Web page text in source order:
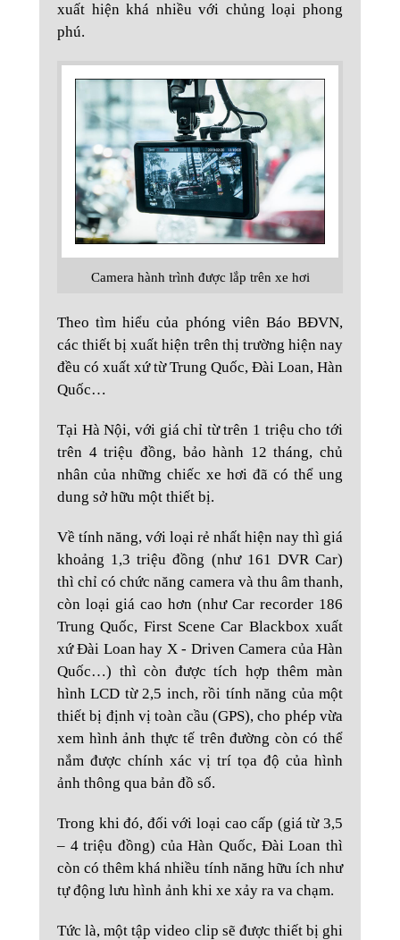
xuất hiện khá nhiều với chủng loại phong
phú.
Camera hành trình được lắp trên xe hơi
Theo tìm hiểu của phóng viên Báo BĐVN,
các thiết bị xuất hiện trên thị trường hiện nay
đều có xuất xứ từ Trung Quốc, Đài Loan, Hàn
Quốc…
Tại Hà Nội, với giá chỉ từ trên 1 triệu cho tới
trên 4 triệu đồng, bảo hành 12 tháng, chủ
nhân của những chiếc xe hơi đã có thể ung
dung sở hữu một thiết bị.
Về tính năng, với loại rẻ nhất hiện nay thì giá
khoảng 1,3 triệu đồng (như 161 DVR Car)
thì chỉ có chức năng camera và thu âm thanh,
còn loại giá cao hơn (như Car recorder 186
Trung Quốc, First Scene Car Blackbox xuất
xứ Đài Loan hay X - Driven Camera của Hàn
Quốc…) thì còn được tích hợp thêm màn
hình LCD từ 2,5 inch, rồi tính năng của một
thiết bị định vị toàn cầu (GPS), cho phép vừa
xem hình ảnh thực tế trên đường còn có thể
nắm được chính xác vị trí tọa độ của hình
ảnh thông qua bản đồ số.
Trong khi đó, đối với loại cao cấp (giá từ 3,5
– 4 triệu đồng) của Hàn Quốc, Đài Loan thì
còn có thêm khá nhiều tính năng hữu ích như
tự động lưu hình ảnh khi xe xảy ra va chạm.
Tức là, một tập video clip sẽ được thiết bị ghi